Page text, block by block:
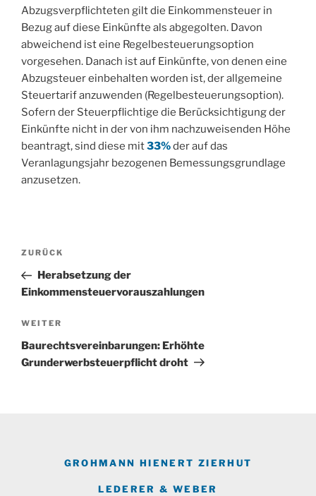
Abzugsverpflichteten gilt die Einkommensteuer in
Bezug auf diese Einkünfte als abgegolten. Davon
abweichend ist eine Regelbesteuerungsoption
vorgesehen. Danach ist auf Einkünfte, von denen eine
Abzugsteuer einbehalten worden ist, der allgemeine
Steuertarif anzuwenden (Regelbesteuerungsoption).
Sofern der Steuerpflichtige die Berücksichtigung der
Einkünfte nicht in der von ihm nachzuweisenden Höhe
beantragt, sind diese mit33%der auf das
Veranlagungsjahr bezogenen Bemessungsgrundlage
anzusetzen.
Beitragsnavigation
Vorheriger
Beitrag
ZURÜCK
Herabsetzung der
Einkommensteuervorauszahlungen
Nächster
Beitrag
WEITER
Baurechtsvereinbarungen: Erhöhte
Grunderwerbsteuerpflicht droht
GROHMANN HIENERT ZIERHUT
LEDERER & WEBER